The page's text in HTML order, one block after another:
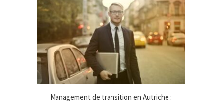
Management de transition en Autriche :